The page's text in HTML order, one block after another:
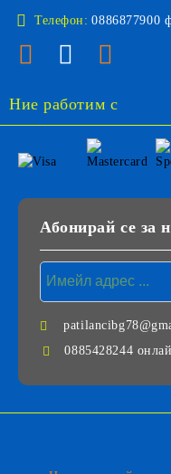
Телефон: 0886877900
Ние работим с
Абонирай се за
0885428244